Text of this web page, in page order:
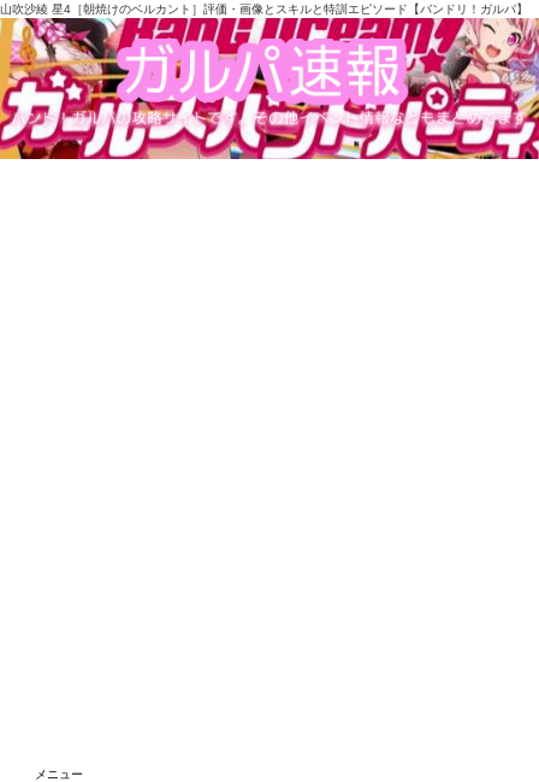
山吹沙綾 星4［朝焼けのベルカント］評価・画像とスキルと特訓エピソード【バンドリ！ガルパ】
メニュー